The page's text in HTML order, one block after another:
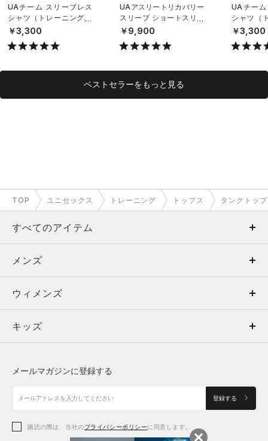
UAチーム スリーブレス
シャツ（トレーニング/U
NISEX）
￥3,300
UAアスリートリカバリー
スリープ ショートスリー
ブ シャツ（ライフスタイ
ル/UNISEX）
￥9,900
UAチー
シャツ（
NISEX）
￥3,300
ベストセラーをもっと見る
TOP ユニセックス トレーニング トップス タンクトップ
すべてのアイテム
メンズ
ウィメンズ
キッズ
アクセサリー
メンズ
トップス
ボトムス
アクセサリー
ウィメンズ
トップス
シューズ
アクセサリー
キッズ
シューズ
メールマガジンに登録する
登録する
購読の際は、当社のプライバシーポリシーに同意します。